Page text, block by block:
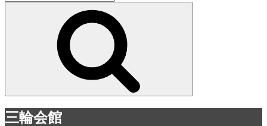
索:
三輪会館